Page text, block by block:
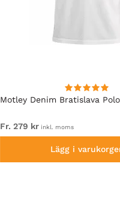
Motley Denim Bratislava
Fr. 279 kr inkl. moms
Lägg i